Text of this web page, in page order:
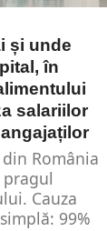
și unde
în
salariilor
România
Cauza
99%